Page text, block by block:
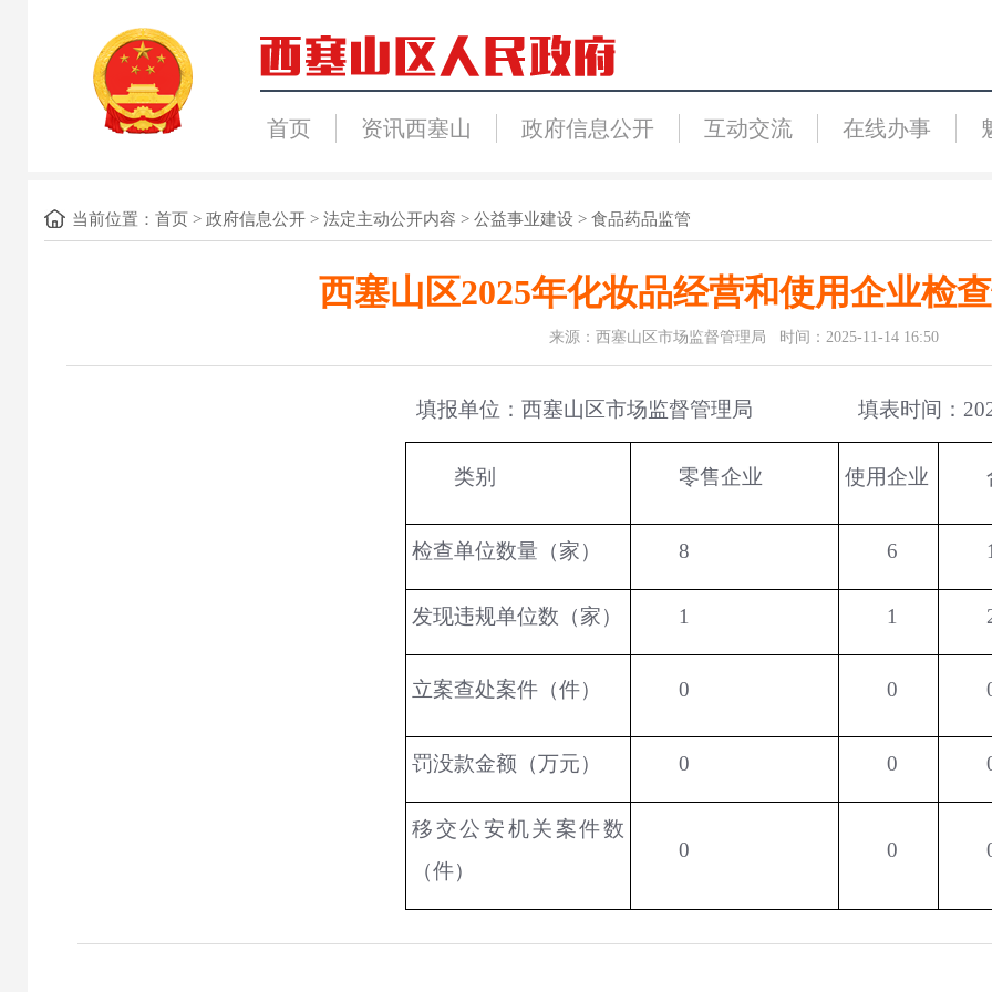
首页 资讯西塞山 政府信息公开 互动交流 在线办事
当前位置： 首页> 政府信息公开> 法定主动公开内容 > 公益事业建设 > 食品药品监管
西塞山区2025年化妆品经营和使用企业检
来源：西塞山区市场监督管理局 时间：2025-11-14 16:50
填报单位：西塞山区市场监督管理局 填表时间：2025
类别 零售企业 使用企业
检查单位数量（家） 8 6
发现违规单位数（家） 1 1
立案查处案件（件） 0 0
罚没款金额（万元） 0 0
移交公安机关案件数
（件）
0 0